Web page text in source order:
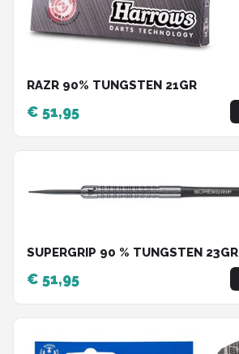
RAZR 90% TUNGSTEN 21GR
€ 51,95
SUPERGRIP 90 % TUNGSTEN 23GR
€ 51,95